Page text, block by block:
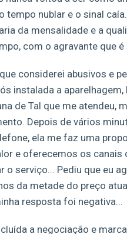
tempo nublar e o sinal
da mensalidade e a
com o agravante que é
considerei abusivos e
instalada a
de Tal que me atendeu,
Depois de vários
ela me faz uma
e oferecemos os
o serviço... Pediu que eu
da metade do preço
resposta foi negativa...
a negociação e